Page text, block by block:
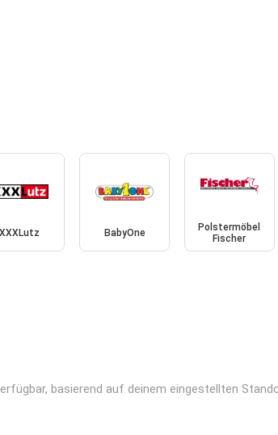
XXXLutz BabyOne
Polstermöbel
Fischer
basierend auf deinem eingestellten